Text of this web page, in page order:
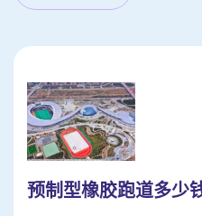
预制型橡胶跑道多少